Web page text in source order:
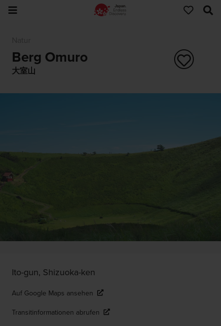
Berg Omuro
大室山
Ito-gun, Shizuoka-ken
Auf Google Maps ansehen
Transitinformationen abrufen